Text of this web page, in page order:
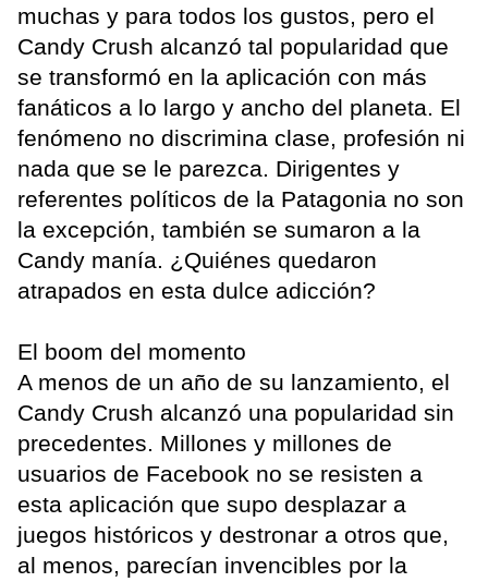
muchas y para todos los gustos, pero el
Candy Crush alcanzó tal popularidad que
se transformó en la aplicación con más
fanáticos a lo largo y ancho del planeta. El
fenómeno no discrimina clase, profesión ni
nada que se le parezca. Dirigentes y
referentes políticos de la Patagonia no son
la excepción, también se sumaron a la
Candy manía. ¿Quiénes quedaron
atrapados en esta dulce adicción?
El boom del momento
A menos de un año de su lanzamiento, el
Candy Crush alcanzó una popularidad sin
precedentes. Millones y millones de
usuarios de Facebook no se resisten a
esta aplicación que supo desplazar a
juegos históricos y destronar a otros que,
al menos, parecían invencibles por la